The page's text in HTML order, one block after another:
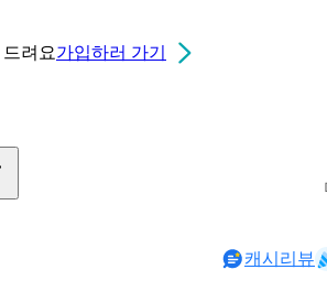
드려요가입하러 가기
캐시리뷰